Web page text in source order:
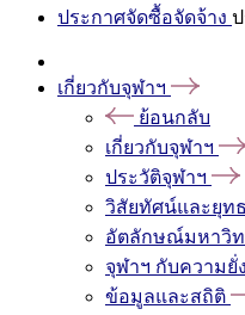
ประกาศจัดซื้อจัดจ้าง
เกี่ยวกับจุฬาฯ
ย้อนกลับ
เกี่ยวกับจุฬาฯ
ประวัติจุฬาฯ
วิสัยทัศน์และยุท
อัตลักษณ์มหาวิท
จุฬาฯ กับความยั่
ข้อมูลและสถิติ